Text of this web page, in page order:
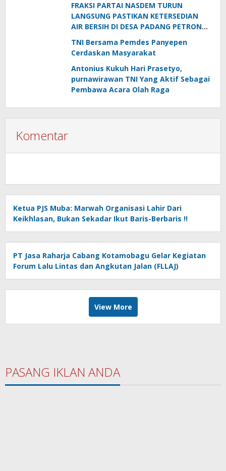
FRAKSI PARTAI NASDEM TURUN
LANGSUNG PASTIKAN KETERSEDIAN
AIR BERSIH DI DESA PADANG PETRON
DI MUSIM KEMARAU
TNI Bersama Pemdes Panyepen
Cerdaskan Masyarakat
Antonius Kukuh Hari Prasetyo,
purnawirawan TNI Yang Aktif Sebagai
Pembawa Acara Olah Raga
Komentar
Ketua PJS Muba: Marwah Organisasi Lahir Dari
Keikhlasan, Bukan Sekadar Ikut Baris-Berbaris !!
PT Jasa Raharja Cabang Kotamobagu Gelar Kegiatan
Forum Lalu Lintas dan Angkutan Jalan (FLLAJ)
View More
PASANG IKLAN ANDA